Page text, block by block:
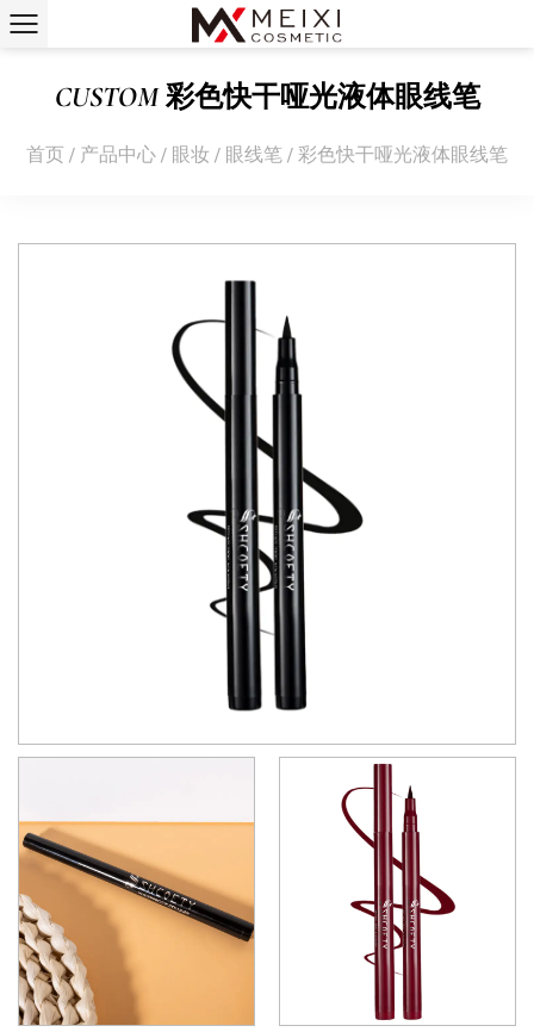
CUSTOM 彩色快干哑光液体眼线笔
首页 / 产品中心 / 眼妆 / 眼线笔 / 彩色快干哑光液体眼线笔